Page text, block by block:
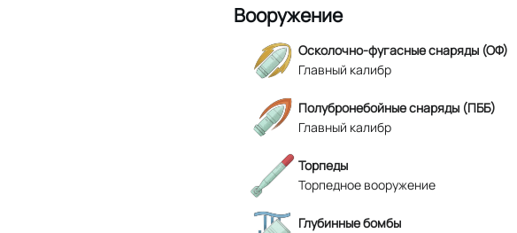
Вооружение
Осколочно-фугасные снаряды (ОФ)
Главный калибр
Полубронебойные снаряды (ПББ)
Главный калибр
Торпеды
Торпедное вооружение
Глубинные бомбы